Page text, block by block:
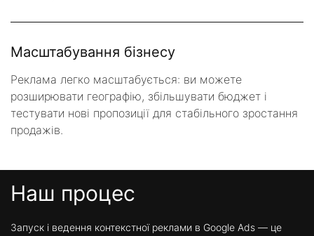
Масштабування бізнесу
Реклама легко масштабується: ви можете
розширювати географію, збільшувати бюджет і
тестувати нові пропозиції для стабільного зростання
продажів.
Наш процес
Запуск і ведення контекстної реклами в Google Ads — це